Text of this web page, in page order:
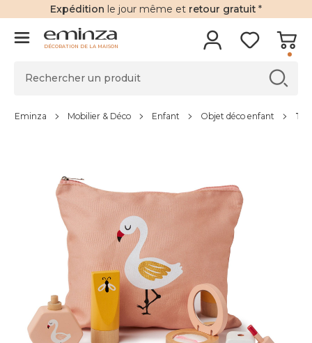
Expédition le jour même et retour gratuit *
DÉCORATION DE LA MAISON
Eminza Mobilier & Déco Enfant Objet déco enfant